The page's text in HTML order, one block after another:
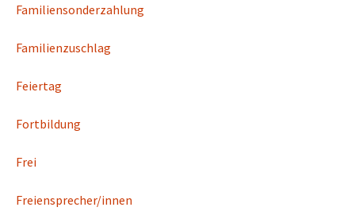
Familiensonderzahlung
Familienzuschlag
Feiertag
Fortbildung
Frei
Freiensprecher/innen